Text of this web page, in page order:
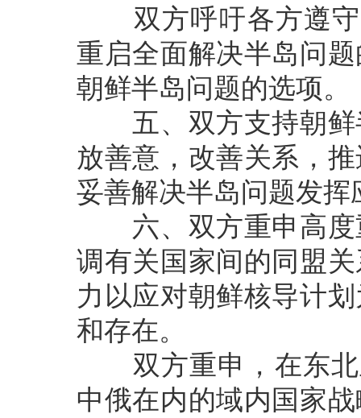
双方呼吁各方遵守
重启全面解决半岛问
朝鲜半岛问题的选项。
五、双方支持朝鲜
放善意，改善关系，
妥善解决半岛问题发挥
六、双方重申高度
调有关国家间的同盟
力以应对朝鲜核导计
和存在。
双方重申，在东北
中俄在内的域内国家